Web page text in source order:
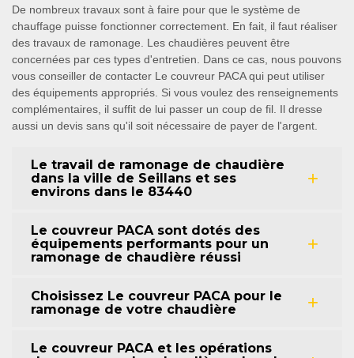
De nombreux travaux sont à faire pour que le système de
chauffage puisse fonctionner correctement. En fait, il faut réaliser
des travaux de ramonage. Les chaudières peuvent être
concernées par ces types d'entretien. Dans ce cas, nous pouvons
vous conseiller de contacter Le couvreur PACA qui peut utiliser
des équipements appropriés. Si vous voulez des renseignements
complémentaires, il suffit de lui passer un coup de fil. Il dresse
aussi un devis sans qu'il soit nécessaire de payer de l'argent.
Le travail de ramonage de chaudière
dans la ville de Seillans et ses
environs dans le 83440
Le couvreur PACA sont dotés des
équipements performants pour un
ramonage de chaudière réussi
Choisissez Le couvreur PACA pour le
ramonage de votre chaudière
Le couvreur PACA et les opérations